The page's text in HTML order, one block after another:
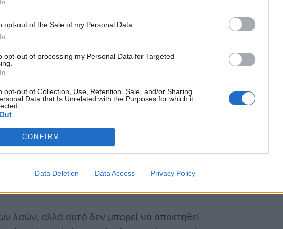
opt-out of the Sale of my Personal Data.
opt-out of processing my Personal Data for Targeted
opt-out of Collection, Use, Retention, Sale, and/or Sharing
Data that Is Unrelated with the Purposes for which it
CONFIRM
Data Deletion Data Access Privacy Policy
«Ας αποδείξουμε ότι οι διακηρύξεις
η Ελλάδα να γυρίσει στην Ευρωπαϊκή
λαών, αλλά αυτό δεν μπορεί να αποκτηθεί